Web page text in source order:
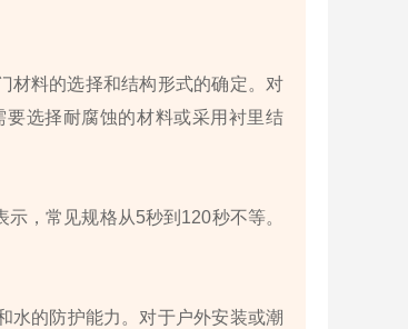
材料的选择和结构形式的确定。对
选择耐腐蚀的材料或采用衬里结
，常见规格从5秒到120秒不等。
水的防护能力。对于户外安装或潮